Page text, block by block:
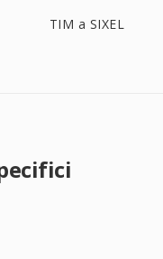
TIM a SIXEL